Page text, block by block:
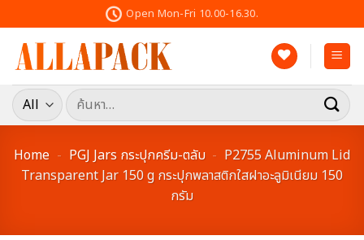
to
content
Open Mon-Fri 10.00-16.30.
ค้นหา:
Home - PGJ Jars กระปุกครีม-ตลับ - P2755 Aluminum Lid
Transparent Jar 150 g กระปุกพลาสติกใสฝาอะลูมิเนียม 150
กรัม